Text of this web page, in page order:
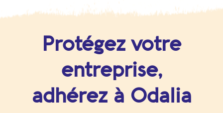
Protégez votre
entreprise,
adhérez à Odalia